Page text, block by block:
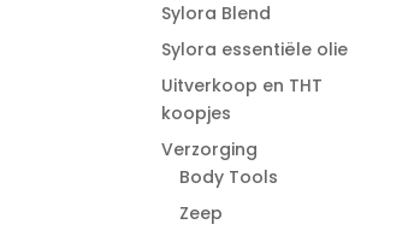
Sylora Blend
Sylora essentiële olie
Uitverkoop en THT
koopjes
Verzorging
Body Tools
Zeep